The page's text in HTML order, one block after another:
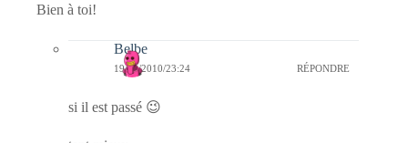
Bien à toi!
Belbe
19/09/2010/23:24 RÉPONDRE
si il est passé 😉